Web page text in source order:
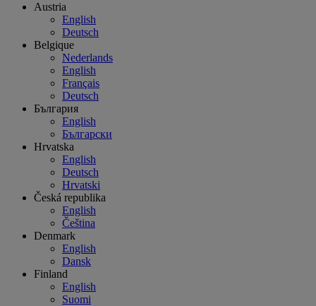
Austria
English
Deutsch
Belgique
Nederlands
English
Français
Deutsch
България
English
Български
Hrvatska
English
Deutsch
Hrvatski
Česká republika
English
Čeština
Denmark
English
Dansk
Finland
English
Suomi